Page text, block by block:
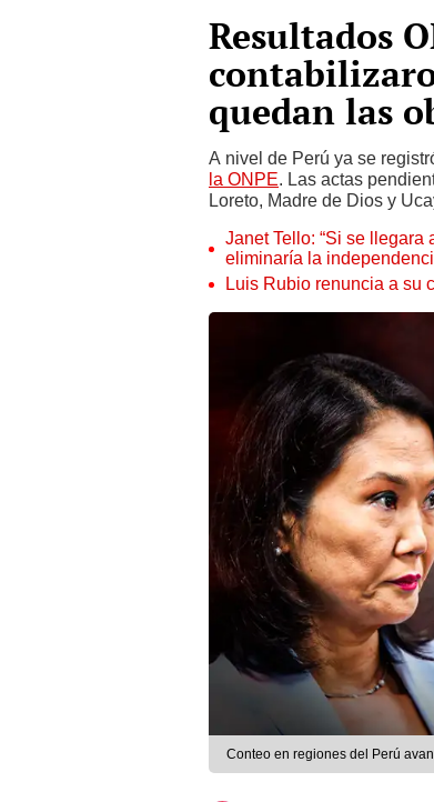
Resultados
quedan las
A nivel de Perú ya se
la ONPE. Las actas
Loreto, Madre de Dios y
Janet Tello: “Si se
eliminaría la
Luis Rubio renuncia a su
Conteo en regiones del Perú